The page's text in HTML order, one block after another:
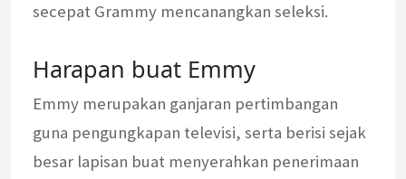
secepat Grammy mencanangkan seleksi.
Harapan buat Emmy
Emmy merupakan ganjaran pertimbangan
guna pengungkapan televisi, serta berisi sejak
besar lapisan buat menyerahkan penerimaan